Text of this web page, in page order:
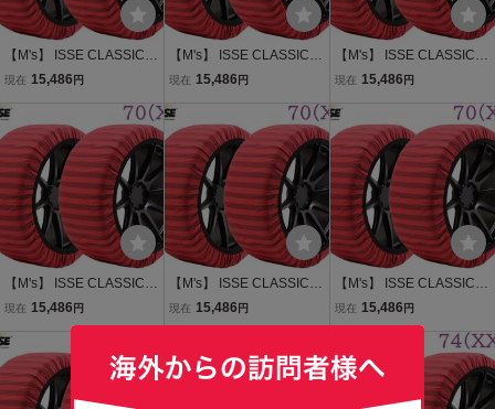
【M's】 ISSE CLASSIC T
YPE2 スノーソックス 70
ヤチェーン 2P パーツ 部
品 イッセ クラシック タイ
プ2 TYPEII
現在 15,486 円
【M's】 ISSE CLASSIC T
YPE2 スノーソックス 70
ヤチェーン 2P パーツ 部
品 イッセ クラシック タイ
プ2 TYPEII
現在 15,486 円
【M's】 ISSE CLASSIC T
YPE2 スノーソックス 70
ヤチェーン 2P パーツ 部
品 イッセ クラシック タイ
プ2 TYPEII
現在 15,486 円
【M's】 ISSE CLASSIC T
YPE2 スノーソックス 70
(XL) 17インチ 布製 タイ
ヤチェーン 2P パーツ 部
品 イッセ クラシック タイ
プ2 TYPEII
現在 15,486 円
【M's】 ISSE CLASSIC T
YPE2 スノーソックス 70
(XL) 19インチ 布製 タイ
品 イッセ クラシック タイ
プ2 TYPEII
現在 15,486 円
【M's】 ISSE CLASSIC T
YPE2 スノーソックス 70
(XL) 20インチ 布製 タイ
ヤチェーン 2P パーツ 部
品 イッセ クラシック タイ
プ2 TYPEII
現在 15,486 円